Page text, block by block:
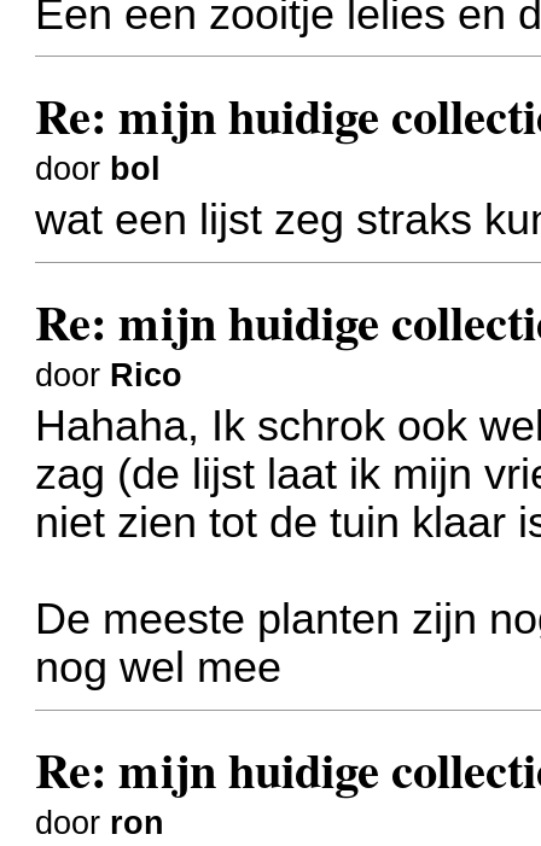
Een een zooitje lelies en
Re: mijn huidige
door bol
wat een lijst zeg straks
Re: mijn huidige
door Rico
Hahaha, Ik schrok ook
zag (de lijst laat ik mijn
niet zien tot de tuin klaar
De meeste planten zijn
nog wel mee
Re: mijn huidige
door ron